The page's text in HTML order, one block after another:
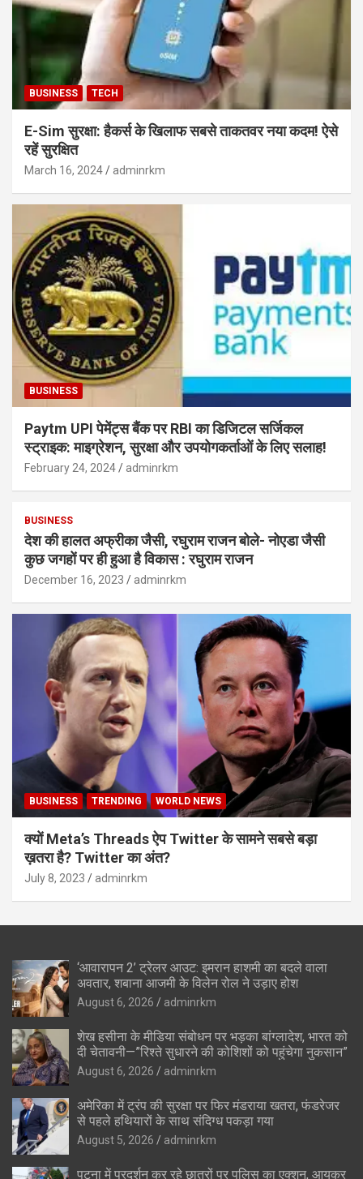
BUSINESS TECH
E-Sim सुरक्षा: हैकर्स के खिलाफ सबसे ताकतवर नया कदम! ऐसे
रहें सुरक्षित
March 16, 2024 adminrkm
BUSINESS
Paytm UPI पेमेंट्स बैंक पर RBI का डिजिटल सर्जिकल
स्ट्राइक: माइग्रेशन, सुरक्षा और उपयोगकर्ताओं के लिए सलाह!
February 24, 2024 adminrkm
BUSINESS
देश की हालत अफ्रीका जैसी, रघुराम राजन बोले- नोएडा जैसी
कुछ जगहों पर ही हुआ है विकास : रघुराम राजन
December 16, 2023 adminrkm
BUSINESS TRENDING WORLD NEWS
क्यों Meta’s Threads ऐप Twitter के सामने सबसे बड़ा
ख़तरा है? Twitter का अंत?
July 8, 2023 adminrkm
‘आवारापन 2’ ट्रेलर आउट: इमरान हाशमी का बदले वाला
अवतार, शबाना आजमी के विलेन रोल ने उड़ाए होश
August 6, 2026 adminrkm
शेख हसीना के मीडिया संबोधन पर भड़का बांग्लादेश, भारत को
दी चेतावनी—”रिश्ते सुधारने की कोशिशों को पहुंचेगा नुकसान”
August 6, 2026 adminrkm
अमेरिका में ट्रंप की सुरक्षा पर फिर मंडराया खतरा, फंडरेजर
से पहले हथियारों के साथ संदिग्ध पकड़ा गया
August 5, 2026 adminrkm
पटना में प्रदर्शन कर रहे छात्रों पर पुलिस का एक्शन, आयकर